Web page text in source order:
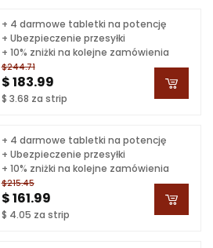
$244.71
$ 183.99
$ 3.68 za strip
+ 4 darmowe tabletki na potencję
+ Ubezpieczenie przesyłki
+ 10% zniżki na kolejne zamówienia
$215.45
$ 161.99
$ 4.05 za strip
+ 4 darmowe tabletki na potencję
+ Ubezpieczenie przesyłki
+ 10% zniżki na kolejne zamówienia